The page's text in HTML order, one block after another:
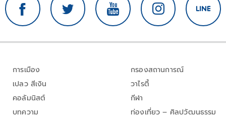
การเมือง
เปลว สีเงิน
คอลัมนิสต์
บทความ
กรองสถานการณ์
วาไรตี้
กีฬา
ท่องเที่ยว – ศิลปวัฒนธรรม